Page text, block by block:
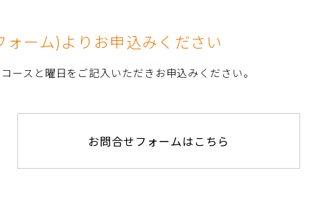
ーム)よりお申込みください
ースと曜日をご記入いただきお申込みください。
お問合せフォームはこちら